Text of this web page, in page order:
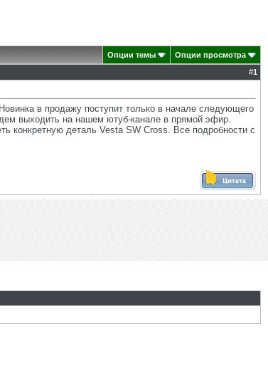
Опции темы
Опции просмотра
#1
в продажу поступит только в начале следующего
выходить на нашем ютуб-канале в прямой эфир.
конкретную деталь Vesta SW Cross. Все подробности с